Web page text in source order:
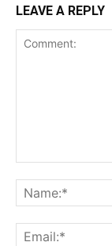
LEAVE A REPLY